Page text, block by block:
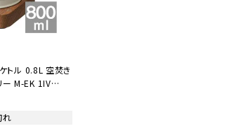
トル 0.8L 空焚き
ー M-EK 1IV
れ